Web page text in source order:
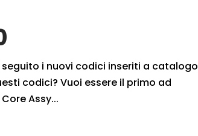
i nuovi codici inseriti a catalogo
codici? Vuoi essere il primo ad
Assy...